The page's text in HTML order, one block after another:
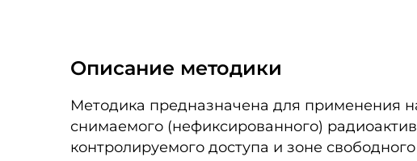
Описание методики
Методика предназначена для применения
снимаемого (нефиксированного)
контролируемого доступа и зоне